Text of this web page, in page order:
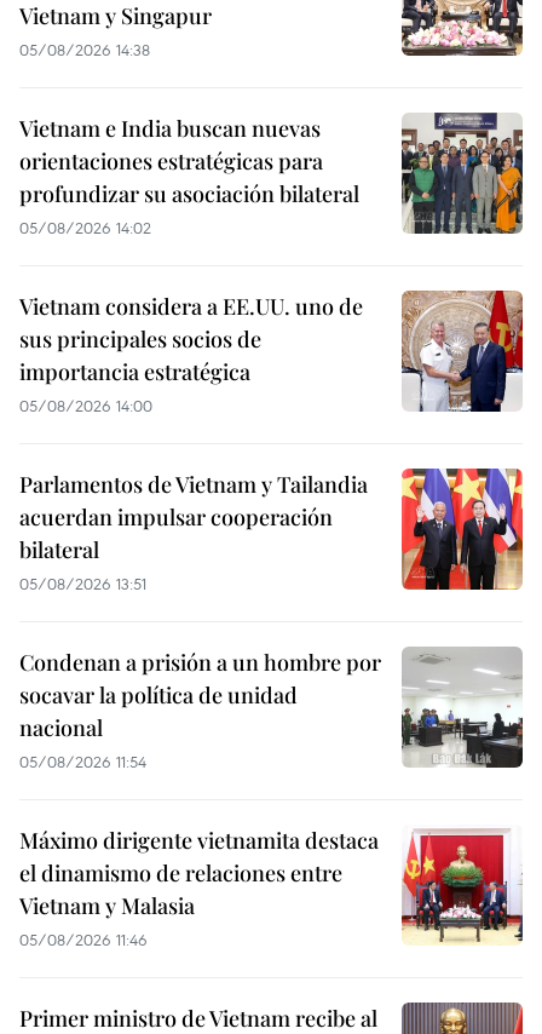
Vietnam y Singapur
05/08/2026 14:38
Vietnam e India buscan nuevas
orientaciones estratégicas para
profundizar su asociación bilateral
05/08/2026 14:02
Vietnam considera a EE.UU. uno de
sus principales socios de
importancia estratégica
05/08/2026 14:00
Parlamentos de Vietnam y Tailandia
acuerdan impulsar cooperación
bilateral
05/08/2026 13:51
Condenan a prisión a un hombre por
socavar la política de unidad
nacional
05/08/2026 11:54
Máximo dirigente vietnamita destaca
el dinamismo de relaciones entre
Vietnam y Malasia
05/08/2026 11:46
Primer ministro de Vietnam recibe al